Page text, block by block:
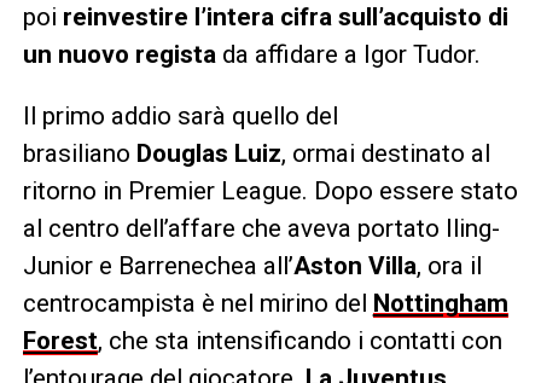
poi reinvestire l’intera cifra sull’acquisto di
un nuovo registada affidare a Igor Tudor.
Il primo addio sarà quello del
brasiliano Douglas Luiz, ormai destinato al
ritorno in Premier League. Dopo essere stato
al centro dell’affare che aveva portato Iling-
Junior e Barrenechea all’Aston Villa, ora il
centrocampista è nel mirino del Nottingham
Forest, che sta intensificando i contatti con